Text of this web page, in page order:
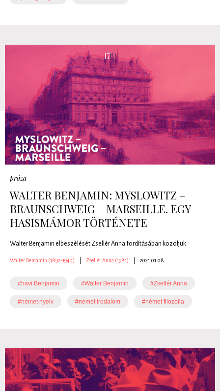
próza
WALTER BENJAMIN: MYSLOWITZ –
BRAUNSCHWEIG – MARSEILLE. EGY
HASISMÁMOR TÖRTÉNETE
Walter Benjamin elbeszélését Zsellér Anna fordításában közöljük.
Walter Benjamin (1892-1940) Zsellér Anna (1981) 2021.01.08.
#havi Benjamin #Walter Benjamin #Zsellér Anna
#német nyelv #német irodalom #német filozófia